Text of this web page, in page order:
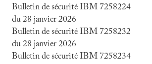
Bulletin de sécurité IBM 7258224
du 28 janvier 2026
Bulletin de sécurité IBM 7258232
du 28 janvier 2026
Bulletin de sécurité IBM 7258234